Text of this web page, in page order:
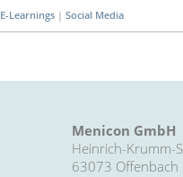
E-Learnings | Social Media
Menicon GmbH
Heinrich-Krumm-
63073 Offenbach